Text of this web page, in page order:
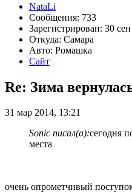
NataLi
Сообщения: 733
Зарегистрирован: 30
Откуда: Самара
Авто: Ромашка
Сайт
Re: Зима
31 мар 2014, 13:21
Sonic писал(а):сегодня
места
очень опрометчивый